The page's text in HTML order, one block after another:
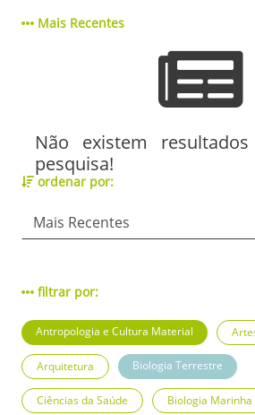
Mais Recentes
Não existem
pesquisa!
ordenar por:
filtrar por:
Antropologia e Cultura Material
Arquitetura Biologia Terrestre
Ciências da Saúde Biologia Marinha